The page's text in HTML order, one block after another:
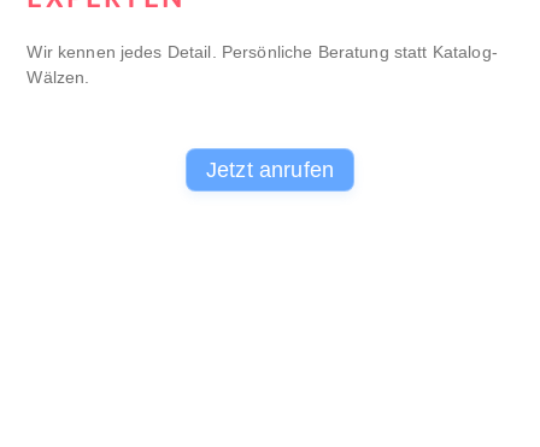
Wir kennen jedes Detail. Persönliche Beratung statt Katalog-
Wälzen.
Jetzt anrufen